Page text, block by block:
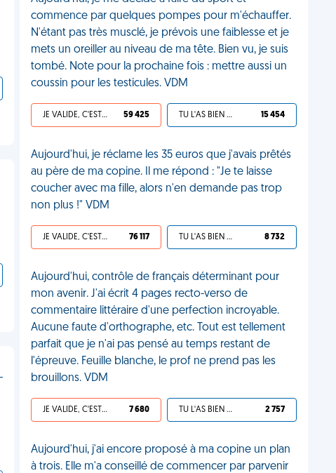
commence par quelques pompes pour m'échauffer.
N'étant pas très musclé, je prévois une faiblesse et je
mets un oreiller au niveau de ma tête. Bien vu, je suis
tombé. Note pour la prochaine fois : mettre aussi un
coussin pour les testicules. VDM
JE VALIDE, C'EST UNE VDM 59 425 TU L'AS BIEN MÉRITÉ 15 454
Aujourd'hui, je réclame les 35 euros que j'avais prêtés
au père de ma copine. Il me répond : "Je te laisse
coucher avec ma fille, alors n'en demande pas trop
non plus !" VDM
JE VALIDE, C'EST UNE VDM 76 117 TU L'AS BIEN MÉRITÉ 8 732
Aujourd'hui, contrôle de français déterminant pour
mon avenir. J'ai écrit 4 pages recto-verso de
commentaire littéraire d'une perfection incroyable.
Aucune faute d'orthographe, etc. Tout est tellement
parfait que je n'ai pas pensé au temps restant de
l'épreuve. Feuille blanche, le prof ne prend pas les
brouillons. VDM
JE VALIDE, C'EST UNE VDM 7 680 TU L'AS BIEN MÉRITÉ 2 757
Aujourd'hui, j'ai encore proposé à ma copine un plan
à trois. Elle m'a conseillé de commencer par parvenir